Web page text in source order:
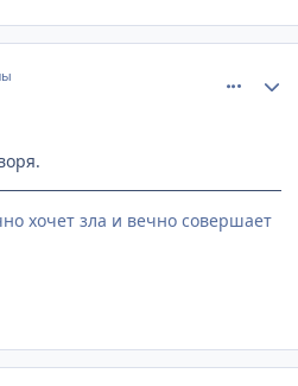
хочет зла и вечно совершает